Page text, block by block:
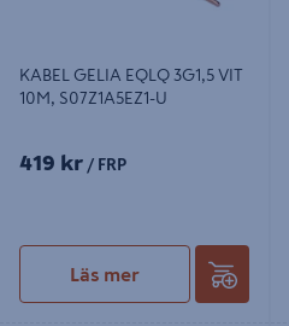
KABEL GELIA EQLQ 3G1,5 VIT
10M, S07Z1A5EZ1-U
419 kr / FRP
Läs mer